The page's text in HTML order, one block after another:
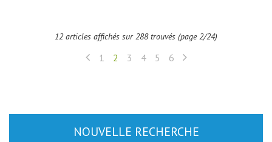
12 articles affichés sur 288 trouvés (page 2/24)
1 2 3 4 5 6
NOUVELLE RECHERCHE